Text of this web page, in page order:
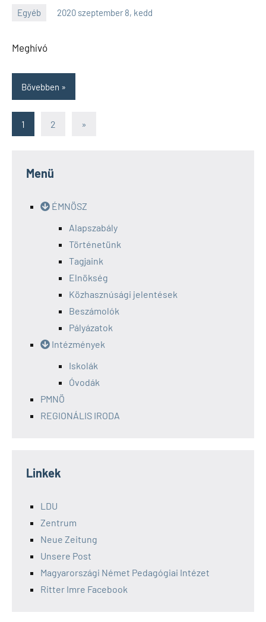
Egyéb 2020 szeptember 8, kedd
SPC
Meghívó
Bővebben
Bejegyzések
1 2
Next
»
Menü
ÉMNÖSZ
Alapszabály
Történetünk
Tagjaink
Elnökség
Közhasznúsági jelentések
Beszámolók
Pályázatok
Intézmények
Iskolák
Óvodák
PMNÖ
REGIONÁLIS IRODA
Linkek
LDU
Zentrum
Neue Zeitung
Unsere Post
Magyarországi Német Pedagógiai Intézet
Ritter Imre Facebook